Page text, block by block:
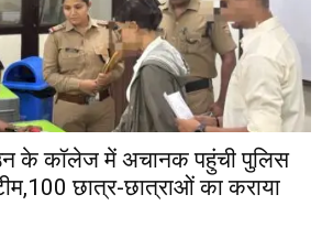
के कॉलेज में अचानक पहुंची पुलिस
छात्र-छात्राओं का कराया